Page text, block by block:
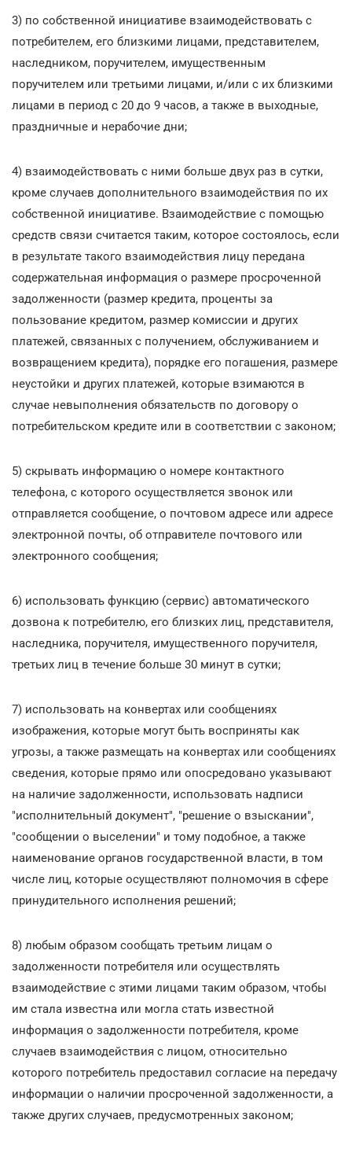
3) по собственной инициативе взаимодействовать с
потребителем, его близкими лицами, представителем,
наследником, поручителем, имущественным
поручителем или третьими лицами, и/или с их близкими
лицами в период с 20 до 9 часов, а также в выходные,
праздничные и нерабочие дни;
4) взаимодействовать с ними больше двух раз в сутки,
кроме случаев дополнительного взаимодействия по их
собственной инициативе. Взаимодействие с помощью
средств связи считается таким, которое состоялось, если
в результате такого взаимодействия лицу передана
содержательная информация о размере просроченной
задолженности (размер кредита, проценты за
пользование кредитом, размер комиссии и других
платежей, связанных с получением, обслуживанием и
возвращением кредита), порядке его погашения, размере
неустойки и других платежей, которые взимаются в
случае невыполнения обязательств по договору о
потребительском кредите или в соответствии с законом;
5) скрывать информацию о номере контактного
телефона, с которого осуществляется звонок или
отправляется сообщение, о почтовом адресе или адресе
электронной почты, об отправителе почтового или
электронного сообщения;
6) использовать функцию (сервис) автоматического
дозвона к потребителю, его близких лиц, представителя,
наследника, поручителя, имущественного поручителя,
третьих лиц в течение больше 30 минут в сутки;
7) использовать на конвертах или сообщениях
изображения, которые могут быть восприняты как
угрозы, а также размещать на конвертах или сообщениях
сведения, которые прямо или опосредовано указывают
на наличие задолженности, использовать надписи
"исполнительный документ", "решение о взыскании",
"сообщении о выселении" и тому подобное, а также
наименование органов государственной власти, в том
числе лиц, которые осуществляют полномочия в сфере
принудительного исполнения решений;
8) любым образом сообщать третьим лицам о
задолженности потребителя или осуществлять
взаимодействие с этими лицами таким образом, чтобы
им стала известна или могла стать известной
информация о задолженности потребителя, кроме
случаев взаимодействия с лицом, относительно
которого потребитель предоставил согласие на передачу
информации о наличии просроченной задолженности, а
также других случаев, предусмотренных законом;